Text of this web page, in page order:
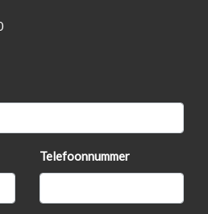
programma
controlTelefoonnummer